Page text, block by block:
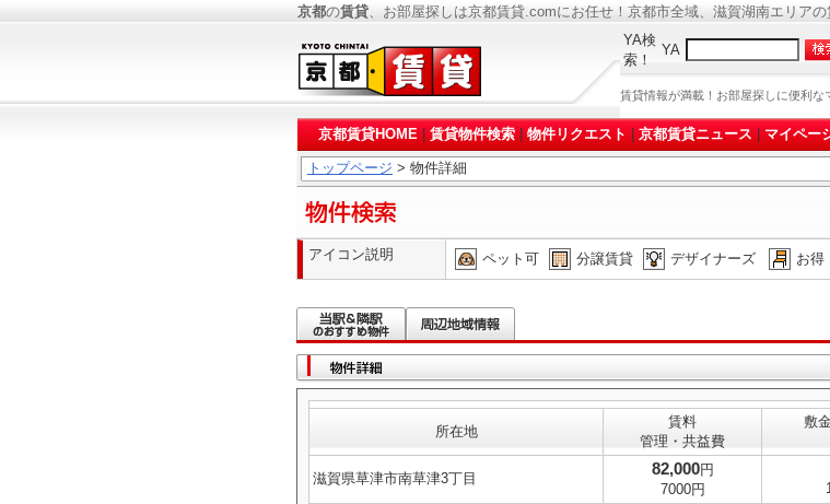
京都の賃貸、お部屋探しは京都賃貸.comにお任せ！京都市全域、滋賀湖南エリアの
YA検
索！
YA
賃貸情報が満載！お部屋探しに便利な
京都賃貸HOME 賃貸物件検索 物件リクエスト 京都賃貸ニュース マイペー
トップページ > 物件詳細
アイコン説明 ペット可 分譲賃貸 デザイナーズ お得
所在地
賃料
管理・共益費
敷
滋賀県草津市南草津3丁目
82,000円
7000円